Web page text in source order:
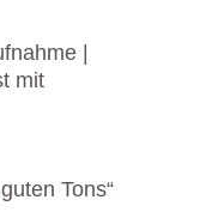
|
mit
Tons“